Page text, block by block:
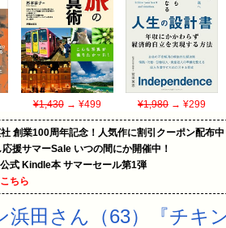
¥1,430→ ¥499 ¥1,980→ ¥299
創業100周年記念！人気作に割引クーポン配布中
援サマーSale いつの間にか開催中！
式 Kindle本 サマーセール第1弾
こちら
浜田さん（63）『チキ